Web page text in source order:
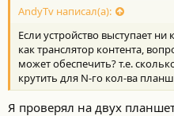
AndyTv написал(а):
Если устройство выступает
как транслятор контента,
может обеспечить? т.е.
крутить для N-го кол-ва
Я проверял на двух